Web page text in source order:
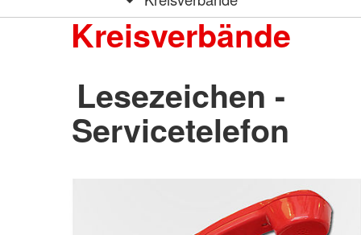
Kreisverbände
Lesezeichen -
Servicetelefon